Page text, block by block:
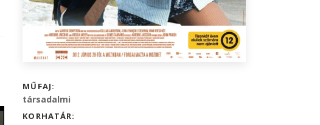
MŰFAJ:
társadalmi
KORHATÁR: